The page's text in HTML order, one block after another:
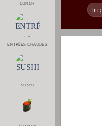
LUNCH
ENTRÉES CHAUDES
SUSHI